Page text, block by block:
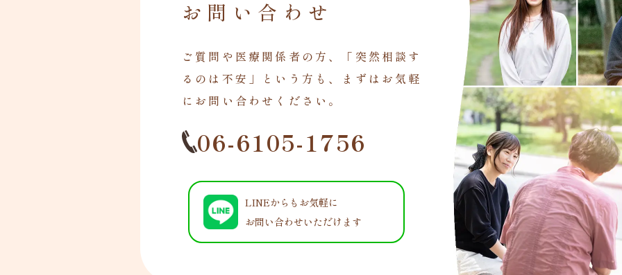
お問い合わせ
ご質問や医療関係者の方、「突然相談す
るのは不安」という方も、まずはお気軽
にお問い合わせください。
06-6105-1756
LINEからもお気軽に
お問い合わせいただけます